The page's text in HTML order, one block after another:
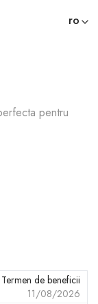
ro
pentru
Termen de beneficii
11/08/2026